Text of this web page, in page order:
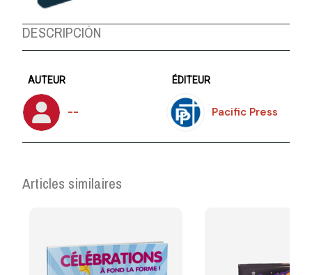
DESCRIPCIÓN
AUTEUR
--
ÉDITEUR
Pacific Press
Articles similaires